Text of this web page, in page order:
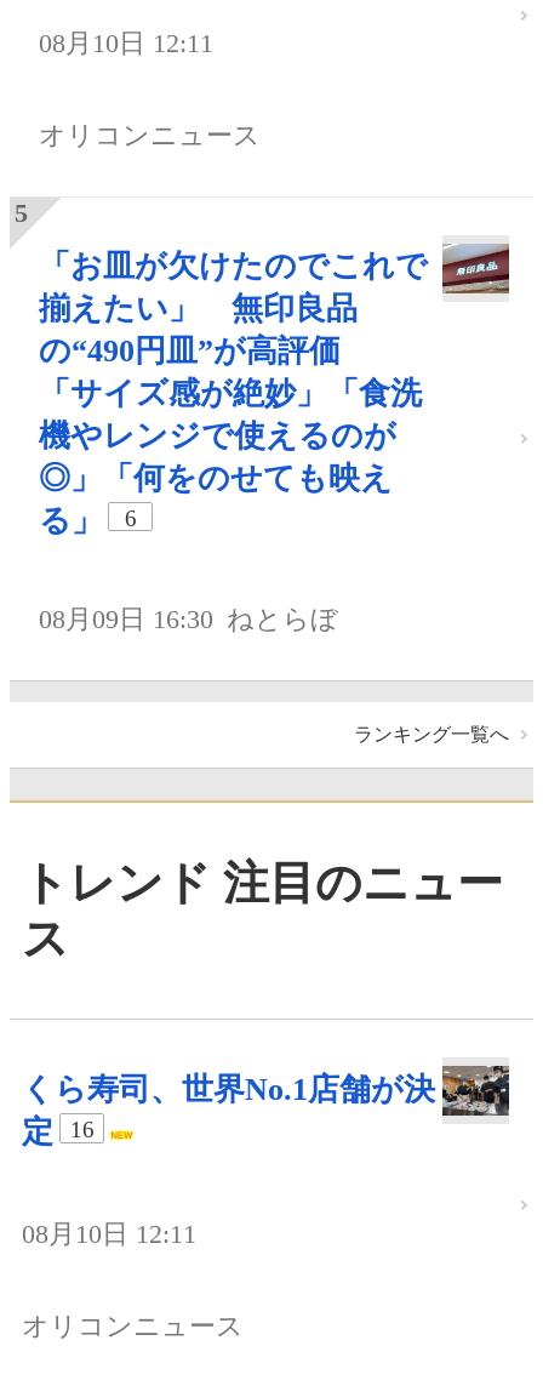
08月10日 12:11
オリコンニュース
「お皿が欠けたのでこれで
揃えたい」 無印良品
の“490円皿”が高評価
「サイズ感が絶妙」「食洗
機やレンジで使えるのが
◎」「何をのせても映え
る」
6
08月09日 16:30 ねとらぼ
ランキング一覧へ
トレンド 注目のニュー
ス
くら寿司、世界No.1店舗が決
定
16
08月10日 12:11
オリコンニュース